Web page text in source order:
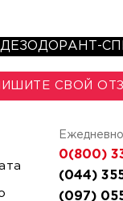
СВОЙ
0(800)
(044)
(097)